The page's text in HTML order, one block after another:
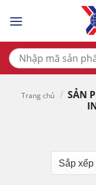
Tìm
kiếm:
Trang chủ / SẢN